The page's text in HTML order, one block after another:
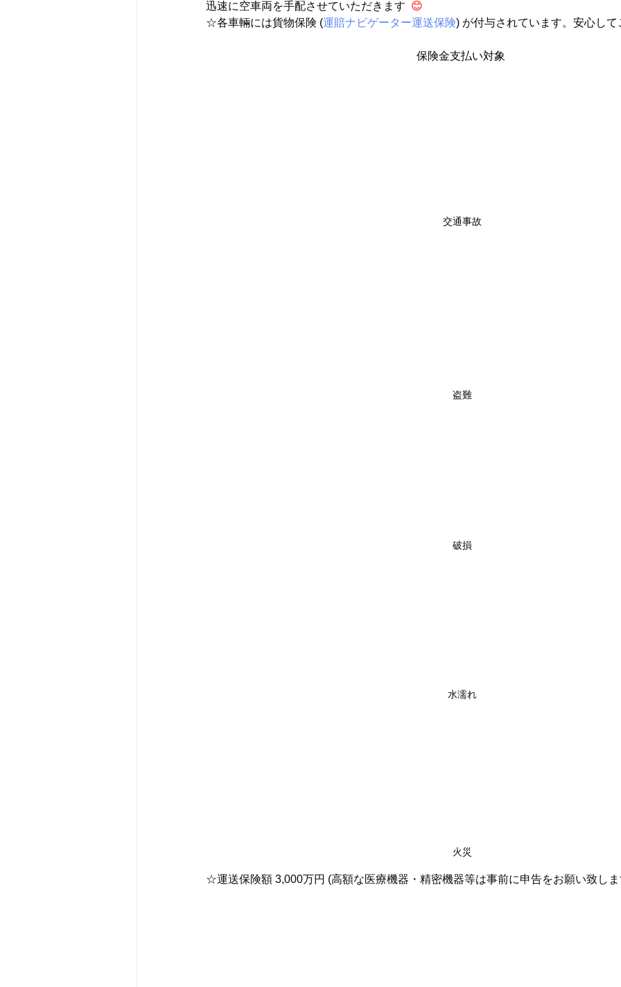
迅速に空車両を手配させていただきます 😊
☆各車輛には貨物保険 (運賠ナビゲーター運送保険) が付与されています。 安心して
保険金支払い対象
交通事故
盗難
破損
水濡れ
火災
☆運送保険額 3,000万円 (高額な医療機器・精密機器等は事前に申告をお願い致し